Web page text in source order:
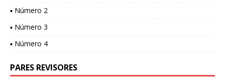
▪ Número 2
▪ Número 3
▪ Número 4
PARES REVISORES